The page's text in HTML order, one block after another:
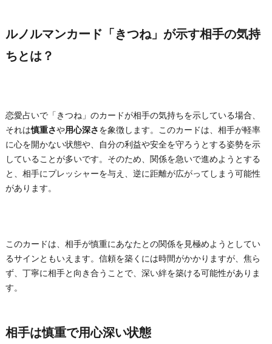
ルノルマンカード「きつね」が示す相手の気持
ちとは？
恋愛占いで「きつね」のカードが相手の気持ちを示している場合、
それは慎重さや用心深さを象徴します。このカードは、相手が軽率
に心を開かない状態や、自分の利益や安全を守ろうとする姿勢を示
していることが多いです。そのため、関係を急いで進めようとする
と、相手にプレッシャーを与え、逆に距離が広がってしまう可能性
があります。
このカードは、相手が慎重にあなたとの関係を見極めようとしてい
るサインともいえます。信頼を築くには時間がかかりますが、焦ら
ず、丁寧に相手と向き合うことで、深い絆を築ける可能性がありま
す。
相手は慎重で用心深い状態